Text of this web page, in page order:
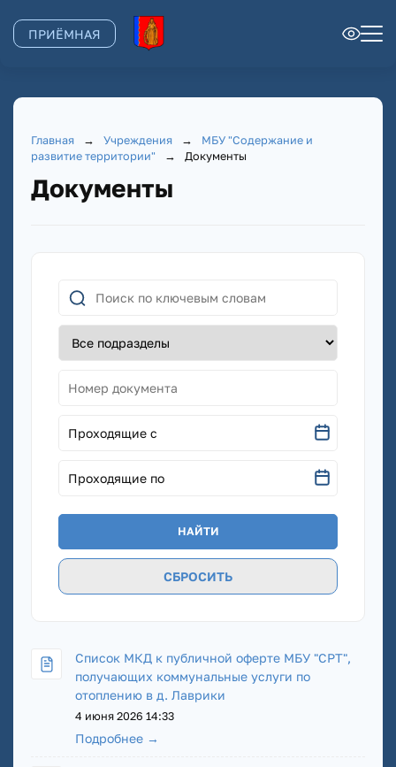
ПРИЁМНАЯ
Главная → Учреждения →
МБУ "Содержание и
развитие территории"
→ Документы
Документы
Проходящие с
Проходящие по
СБРОСИТЬ
Список МКД к публичной оферте МБУ "СРТ",
получающих коммунальные услуги по
отоплению в д. Лаврики
4 июня 2026 14:33
Подробнее →